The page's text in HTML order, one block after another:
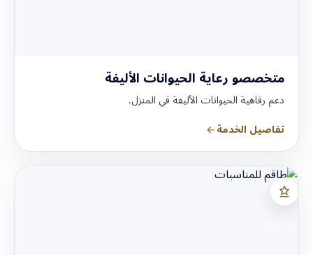
متخصصو رعاية الحيوانات الأليفة
دعم رفاهية الحيوانات الأليفة في المنزل.
تفاصيل الخدمة